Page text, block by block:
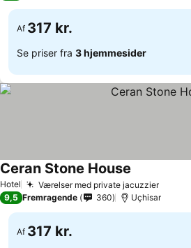
Af 317 kr.
Se priser fra 3 hjemmesider
Hotel Værelser med private jacuzzier
Ceran Stone House
9,5 Fremragende 360 Uçhisar
Af 317 kr.